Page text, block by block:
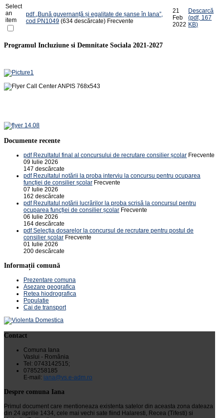
Select
an
item
pdf „Bună guvernanță și egalitate de șanse în Iana”,
cod PN1049 (634 descărcate) Frecvente
21
Feb
2022
Descarcă
(pdf, 167
KB)
Programul Incluziune si Demnitate Sociala 2021-2027
Documente recente
pdf Rezultatul final al concursului de recrutare consilier școlar Frecvente
09 Iulie 2026
147 descărcate
pdf Rezultatul notării la proba interviu la concursu pentru ocuparea
funcției de consilier școlar Frecvente
07 Iulie 2026
162 descărcate
pdf Rezultatul notării lucrărilor la proba scrisă la concursul pentru
ocuparea funcției de consilier școlar Frecvente
06 Iulie 2026
164 descărcate
pdf Selecția dosarelor la concursul de recrutare pentru postul de
consilier școlar Frecvente
01 Iulie 2026
200 descărcate
Informații comună
Prezentare comuna
Asezare geografica
Retea hiodrografica
Populatie
Cai de transport
Contact
Comuna Iana
Vaslui - România
Tel: 0743142515;
0785258185
E-mail: iana@vs.e-adm.ro
Despre comuna Iana
Primul document care mentioneaza existenta satelor din aceasta zona dateaza
din 24 aprilie 1434, cele mai vechi sate fiind Halaresti, Recea (Tifesti) si